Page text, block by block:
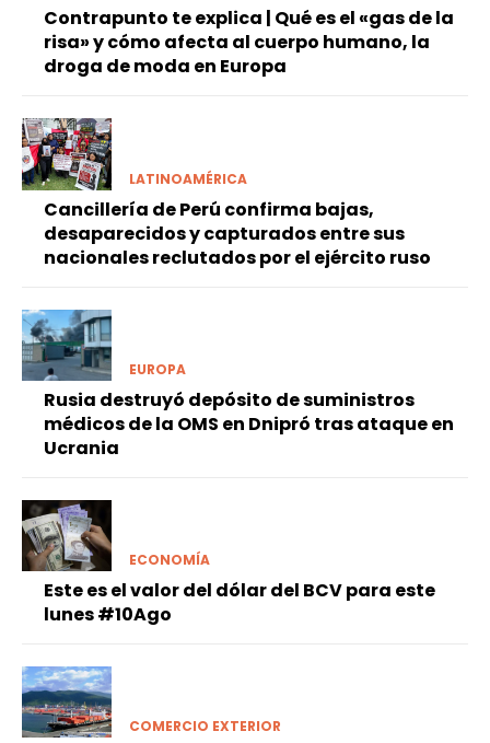
Contrapunto te explica | Qué es el «gas de la
risa» y cómo afecta al cuerpo humano, la
droga de moda en Europa
LATINOAMÉRICA
Cancillería de Perú confirma bajas,
desaparecidos y capturados entre sus
nacionales reclutados por el ejército ruso
EUROPA
Rusia destruyó depósito de suministros
médicos de la OMS en Dnipró tras ataque en
Ucrania
ECONOMÍA
Este es el valor del dólar del BCV para este
lunes #10Ago
COMERCIO EXTERIOR